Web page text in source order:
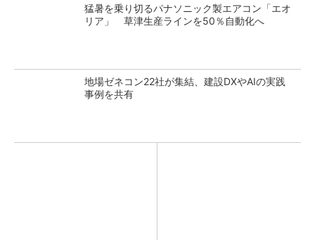
猛暑を乗り切るパナソニック製エアコン「エオ
リア」 草津生産ラインを50％自動化へ
地場ゼネコン22社が集結、建設DXやAIの実践
事例を共有